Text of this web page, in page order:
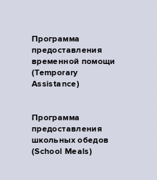
Программа
предоставления
временной помощи
(Temporary
Assistance)
Программа
предоставления
школьных обедов
(School Meals)